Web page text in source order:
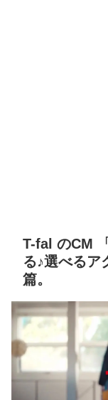
T-fal のCM
る♪選べるア
篇。